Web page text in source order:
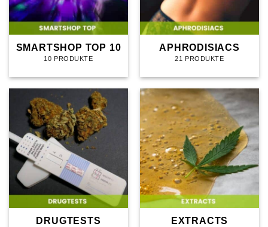
SMARTSHOP TOP 10
10 PRODUKTE
APHRODISIACS
21 PRODUKTE
DRUGTESTS EXTRACTS